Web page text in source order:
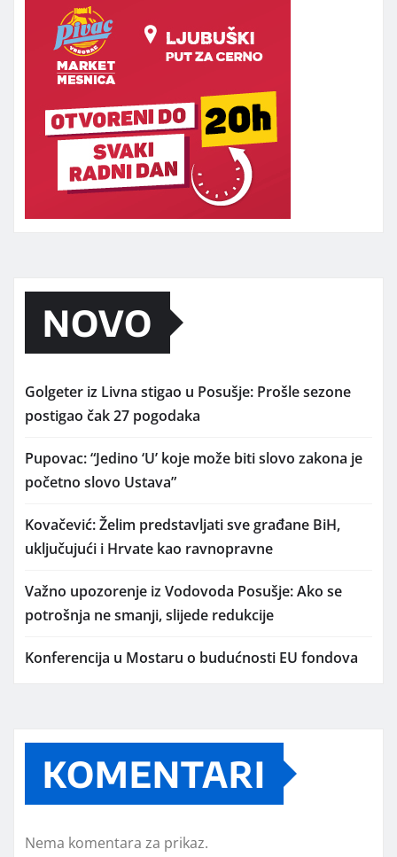
NOVO
Golgeter iz Livna stigao u Posušje: Prošle sezone
postigao čak 27 pogodaka
Pupovac: “Jedino ‘U’ koje može biti slovo zakona je
početno slovo Ustava”
Kovačević: Želim predstavljati sve građane BiH,
uključujući i Hrvate kao ravnopravne
Važno upozorenje iz Vodovoda Posušje: Ako se
potrošnja ne smanji, slijede redukcije
Konferencija u Mostaru o budućnosti EU fondova
KOMENTARI
Nema komentara za prikaz.